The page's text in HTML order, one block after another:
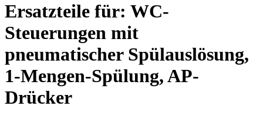
Ersatzteile für: WC-
Steuerungen mit
pneumatischer Spülauslösung,
1-Mengen-Spülung, AP-
Drücker